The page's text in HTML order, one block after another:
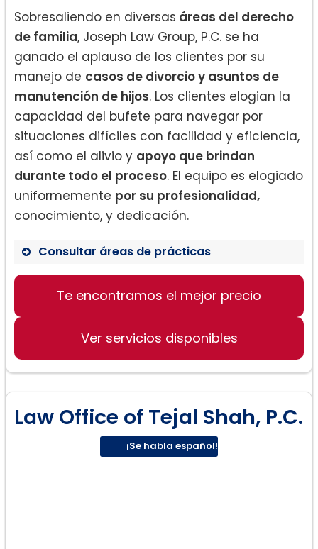
Sobresaliendo en diversas áreas del derecho
de familia, Joseph Law Group, P.C. se ha
ganado el aplauso de los clientes por su
manejo de casos de divorcio y asuntos de
manutención de hijos. Los clientes elogian la
capacidad del bufete para navegar por
situaciones difíciles con facilidad y eficiencia,
así como el alivio y apoyo que brindan
durante todo el proceso. El equipo es elogiado
uniformemente por su profesionalidad,
conocimiento, y dedicación.
Consultar áreas de prácticas
Derecho de Familia
Divorcio
Te encontramos el mejor precio
Ver servicios disponibles
Law Office of Tejal Shah, P.C.
¡Se habla español!